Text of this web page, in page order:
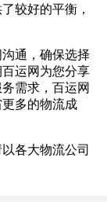
较好的平衡，
通，确保选择
运网为您分享
需求，百运网
多的物流成
各大物流公司